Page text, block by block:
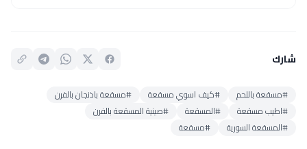
شارك
#مسقعة باللحم #كيف اسوي مسقعة
#مسقعة باذنجان بالفرن
#اطيب مسقعة
#المسقعة
#صينية المسقعة بالفرن
#المسقعة السورية
#مسقعة